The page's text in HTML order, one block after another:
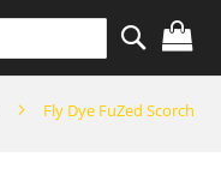
Søk
Fly Dye FuZed Scorch